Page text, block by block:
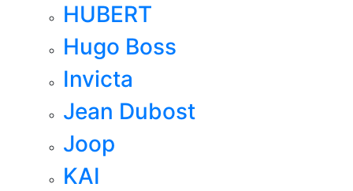
HUBERT
Hugo Boss
Invicta
Jean Dubost
Joop
KAI